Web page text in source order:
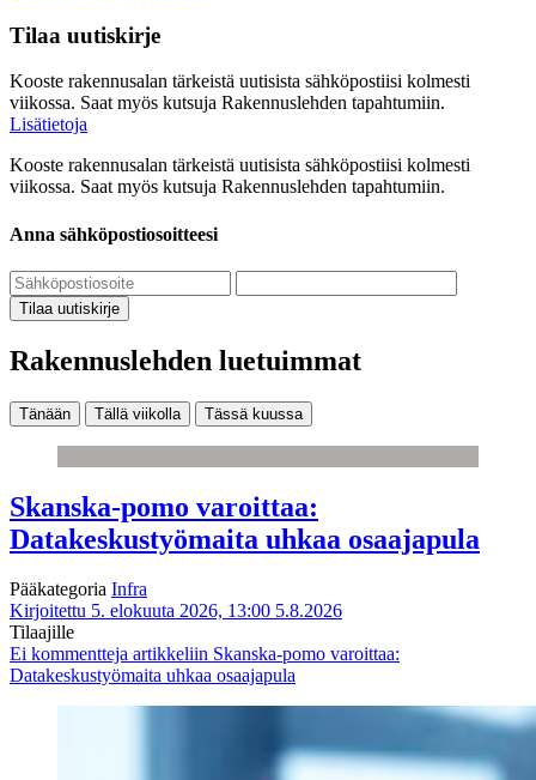
Tilaa uutiskirje
Kooste rakennusalan tärkeistä uutisista sähköpostiisi kolmesti
viikossa. Saat myös kutsuja Rakennuslehden tapahtumiin.
Lisätietoja
Kooste rakennusalan tärkeistä uutisista sähköpostiisi kolmesti
viikossa. Saat myös kutsuja Rakennuslehden tapahtumiin.
Anna sähköpostiosoitteesi
Tilaa uutiskirje
Rakennuslehden luetuimmat
Tänään Tällä viikolla Tässä kuussa
Skanska-pomo varoittaa:
Datakeskustyömaita uhkaa osaajapula
Pääkategoria Infra
Kirjoitettu 5. elokuuta 2026, 13:00 5.8.2026
Tilaajille
Ei kommentteja artikkeliin Skanska-pomo varoittaa:
Datakeskustyömaita uhkaa osaajapula